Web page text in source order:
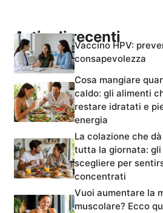
Articoli recenti
Vaccino HPV:
consapevolezza
Cosa mangiare
caldo: gli alimenti
restare idratati e
energia
La colazione che
tutta la giornata: gli
scegliere per
concentrati
Vuoi aumentare la
muscolare? Ecco